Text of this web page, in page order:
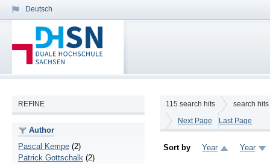
Deutsch
REFINE
Author
Pascal Kempe (2)
Patrick Gottschalk (2)
115 search hits
search hits
Next Page
Last Page
Sort by Year Year